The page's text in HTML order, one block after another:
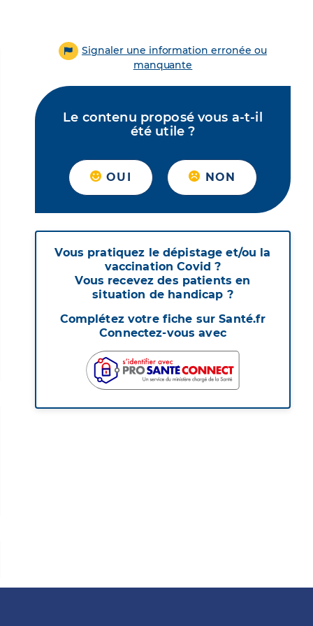
Signaler une information erronée ou
manquante
Le contenu proposé vous a-t-il
été utile ?
OUI NON
Vous pratiquez le dépistage et/ou la
vaccination Covid ?
Vous recevez des patients en
situation de handicap ?
Complétez votre fiche sur Santé.fr
Connectez-vous avec